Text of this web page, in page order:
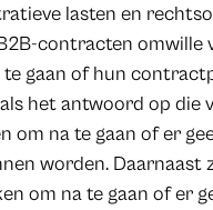
lasten en
contracten omwille
gaan of hun
het antwoord op die
na te gaan of er
worden. Daarnaast
om na te gaan of er